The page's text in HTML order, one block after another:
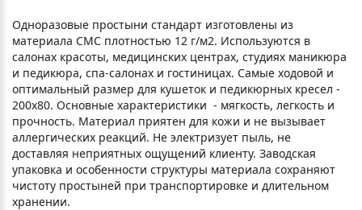
Одноразовые простыни стандарт изготовлены из
материала СМС плотностью 12 г/м2. Используются в
салонах красоты, медицинских центрах, студиях маникюра
и педикюра, спа-салонах и гостиницах. Самые ходовой и
оптимальный размер для кушеток и педикюрных кресел -
200х80. Основные характеристики - мягкость, легкость и
прочность. Материал приятен для кожи и не вызывает
аллергических реакций. Не электризует пыль, не
доставляя неприятных ощущений клиенту. Заводская
упаковка и особенности структуры материала сохраняют
чистоту простыней при транспортировке и длительном
хранении.